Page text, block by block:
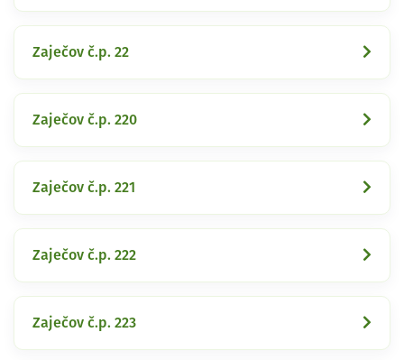
Zaječov č.p. 22
Zaječov č.p. 220
Zaječov č.p. 221
Zaječov č.p. 222
Zaječov č.p. 223